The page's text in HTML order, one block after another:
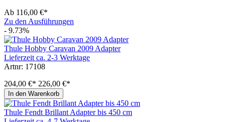
Ab 116,00 €*
Zu den Ausführungen
- 9.73%
Thule Hobby Caravan 2009 Adapter
Lieferzeit ca. 2-3 Werktage
Artnr: 17108
204,00 €* 226,00 €*
In den Warenkorb
Thule Fendt Brillant Adapter bis 450 cm